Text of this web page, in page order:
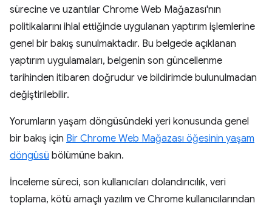
sürecine ve uzantılar Chrome Web Mağazası'nın
politikalarını ihlal ettiğinde uygulanan yaptırım işlemlerine
genel bir bakış sunulmaktadır. Bu belgede açıklanan
yaptırım uygulamaları, belgenin son güncellenme
tarihinden itibaren doğrudur ve bildirimde bulunulmadan
değiştirilebilir.
Yorumların yaşam döngüsündeki yeri konusunda genel
bir bakış için Bir Chrome Web Mağazası öğesinin yaşam
döngüsü bölümüne bakın.
İnceleme süreci, son kullanıcıları dolandırıcılık, veri
toplama, kötü amaçlı yazılım ve Chrome kullanıcılarından